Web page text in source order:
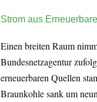
Strom aus
Einen breiten Raum
Bundesnetzagentur
erneuerbaren Quellen
Braunkohle sank um